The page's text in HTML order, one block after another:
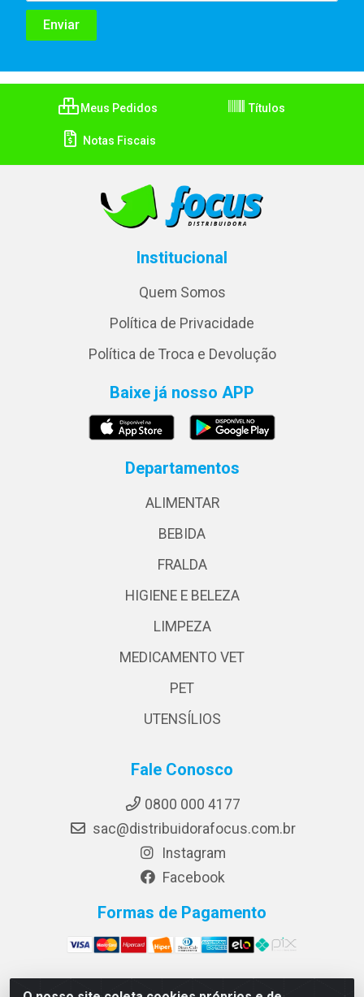
Meus Pedidos Títulos
Notas Fiscais
Institucional
Quem Somos
Política de Privacidade
Política de Troca e Devolução
Baixe já nosso APP
Departamentos
ALIMENTAR
BEBIDA
FRALDA
HIGIENE E BELEZA
LIMPEZA
MEDICAMENTO VET
PET
UTENSÍLIOS
Fale Conosco
0800 000 4177
sac@distribuidorafocus.com.br
Instagram
Facebook
Formas de Pagamento